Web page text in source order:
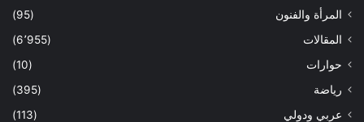
المرأة والفنون
(95)
المقالات
(6٬955)
حوارات
(10)
رياضة
(395)
عربي ودولي
(113)